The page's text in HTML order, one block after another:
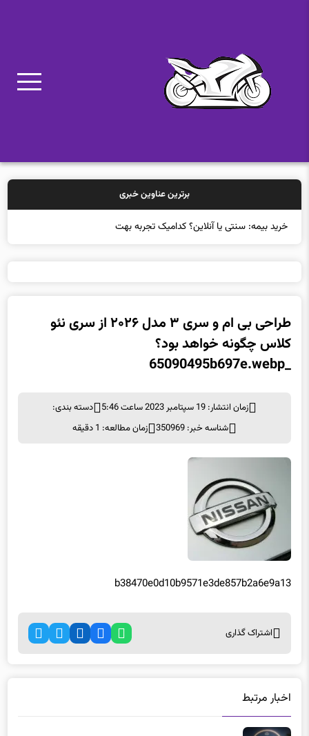
برترین عناوین خبری
خرید بیمه: سنتی یا آنلاین؟ کدامیک تجربه بهتری ب
طراحی بی ام و سری ۳ مدل ۲۰۲۶ از سری نئو
کلاس چگونه‌ خواهد بود؟
_65090495b697e.webp
زمان انتشار: 19 سپتامبر 2023 ساعت 5:46
دسته بندی:
شناسه خبر: 350969
زمان مطالعه: 1 دقیقه
b38470e0d10b9571e3de857b2a6e9a13
اشتراک گذاری
اخبار مرتبط